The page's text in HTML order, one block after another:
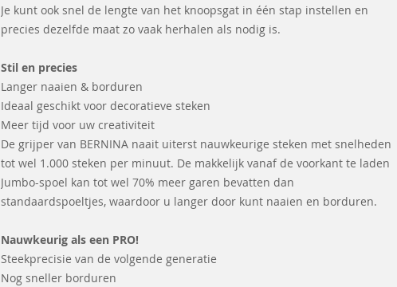
Je kunt ook snel de lengte van het knoopsgat in één stap instellen en
precies dezelfde maat zo vaak herhalen als nodig is.
Stil en precies
Langer naaien & borduren
Ideaal geschikt voor decoratieve steken
Meer tijd voor uw creativiteit
De grijper van BERNINA naait uiterst nauwkeurige steken met snelheden
tot wel 1.000 steken per minuut. De makkelijk vanaf de voorkant te laden
Jumbo-spoel kan tot wel 70% meer garen bevatten dan
standaardspoeltjes, waardoor u langer door kunt naaien en borduren.
Nauwkeurig als een PRO!
Steekprecisie van de volgende generatie
Nog sneller borduren